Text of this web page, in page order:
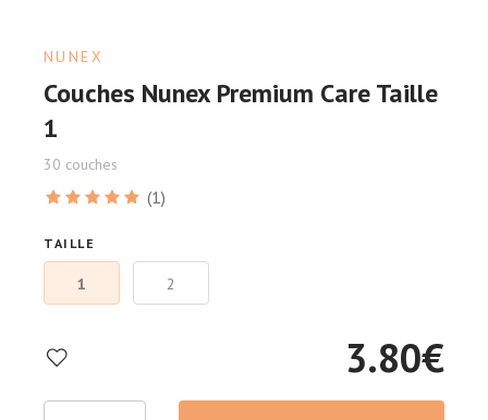
NUNEX
Couches Nunex Premium Care Taille
1
30 couches
(1)
TAILLE
1 2
3.80€